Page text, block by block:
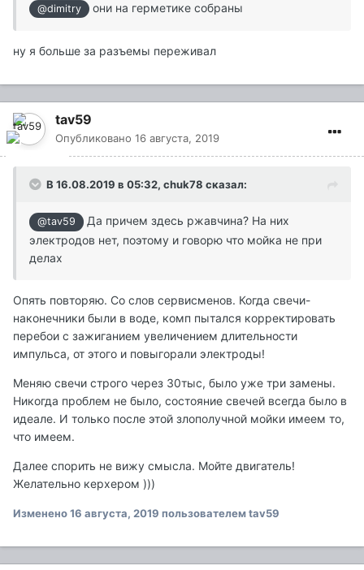
@dimitry они на герметике собраны
ну я больше за разъемы переживал
tav59
Опубликовано 16 августа, 2019
В 16.08.2019 в 05:32, chuk78 сказал:
@tav59
Да причем здесь ржавчина? На них
электродов нет, поэтому и говорю что мойка не при
делах
Опять повторяю. Со слов сервисменов. Когда свечи-
наконечники были в воде, комп пытался корректировать
перебои с зажиганием увеличением длительности
импульса, от этого и повыгорали электроды!
Меняю свечи строго через 30тыс, было уже три замены.
Никогда проблем не было, состояние свечей всегда было в
идеале. И только после этой злополучной мойки имеем то,
что имеем.
Далее спорить не вижу смысла. Мойте двигатель!
Желательно керхером )))
Изменено16 августа, 2019 пользователем tav59